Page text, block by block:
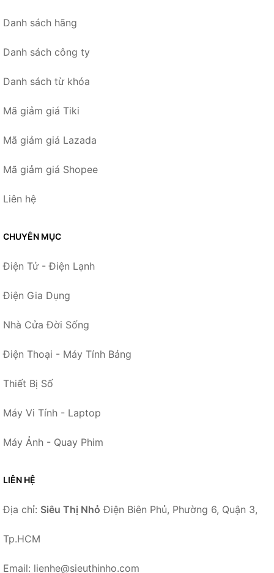
Danh sách hãng
Danh sách công ty
Danh sách từ khóa
Mã giảm giá Tiki
Mã giảm giá Lazada
Mã giảm giá Shopee
Liên hệ
CHUYÊN MỤC
Điện Tử - Điện Lạnh
Điện Gia Dụng
Nhà Cửa Đời Sống
Điện Thoại - Máy Tính Bảng
Thiết Bị Số
Máy Vi Tính - Laptop
Máy Ảnh - Quay Phim
LIÊN HỆ
Địa chỉ: Siêu Thị Nhỏ Điện Biên Phủ, Phường 6, Quận 3,
Tp.HCM
Email: lienhe@sieuthinho.com